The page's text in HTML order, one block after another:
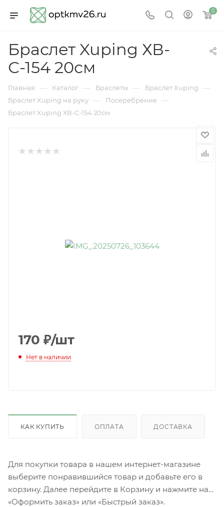
0
Браслет Xuping ХВ-
С-154 20см
Главная — Каталог — Браслеты — Браслет Xuping —
Браслет Xuping на руку — Посеребрение —
Браслет Xuping ХВ-С-154 20см
170 ₽/шт
Нет в наличии
КАК КУПИТЬ ОПЛАТА ДОСТАВКА
Для покупки товара в нашем интернет-магазине
выберите понравившийся товар и добавьте его в
корзину. Далее перейдите в Корзину и нажмите на
«Оформить заказ» или «Быстрый заказ».